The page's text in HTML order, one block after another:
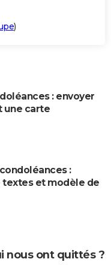
)
: envoyer
une carte
:
textes et modèle de
nous ont quittés ?